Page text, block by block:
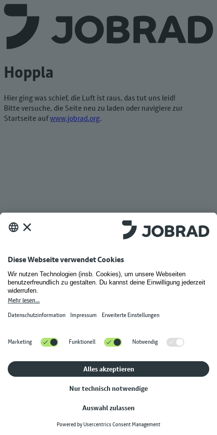
Hoppla
Hier ging was schief, die Luft ist raus, das tut uns leid!
Bitte versuche, die Seite neu zu laden oder navigiere zur
Startseite aufwww.jobrad.org.